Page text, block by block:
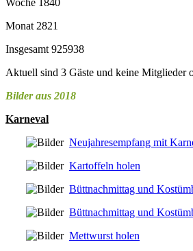
Monat 2821
Insgesamt 925938
Aktuell sind 3 Gäste und keine Mitglieder
Bilder aus 2018
Karneval
Neujahresempfang mit
Kartoffeln holen
Büttnachmittag und
Büttnachmittag und
Mettwurst holen